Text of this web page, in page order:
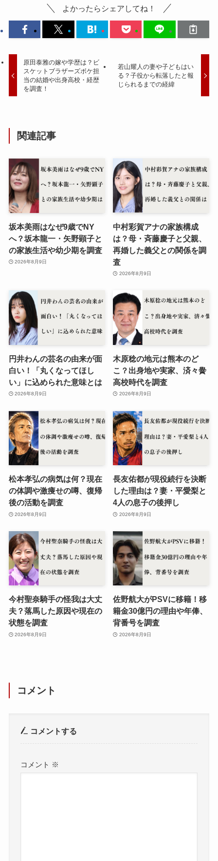
よかったらシェアしてね！
原田泰雅の嫁や学歴は？ビ
スケットブラザーズボケ担
当の結婚や出身高校・経歴
を調査！
若山耀人の妻や子どもはい
る？子役から転落したと報
じられるまでの経緯
関連記事
坂本美雨はなぜ9歳でNY
へ？坂本龍一・矢野顕子と
の家族生活や幼少期を調査
2026年8月9日
中村彩賀アナの家族構成
は？母・斉藤慶子と父親、
再婚した義父との関係を調
査
2026年8月9日
円井わんの芸名の由来が面
白い！「丸くなってほし
い」に込められた意味とは
2026年8月9日
木原稔の地元は熊本のど
こ？出身地や実家、済々黌
高校時代を調査
2026年8月9日
松本孝弘の病気は何？現在
の体調や激痩せの噂、復帰
後の活動を調査
2026年8月9日
長友佑都が現役続行を決断
した理由は？妻・平愛梨と
4人の息子の後押し
2026年8月9日
今村聖奈騎手の怪我は大丈
夫？落馬した原因や現在の
状態を調査
2026年8月9日
佐野航大がPSVに移籍！移
籍金30億円の理由や年俸、
背番号を調査
2026年8月9日
コメント
コメントする
コメント ※